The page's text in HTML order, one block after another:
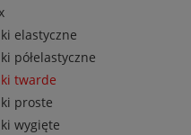
elastyczne
półelastyczne
twarde
proste
wygięte